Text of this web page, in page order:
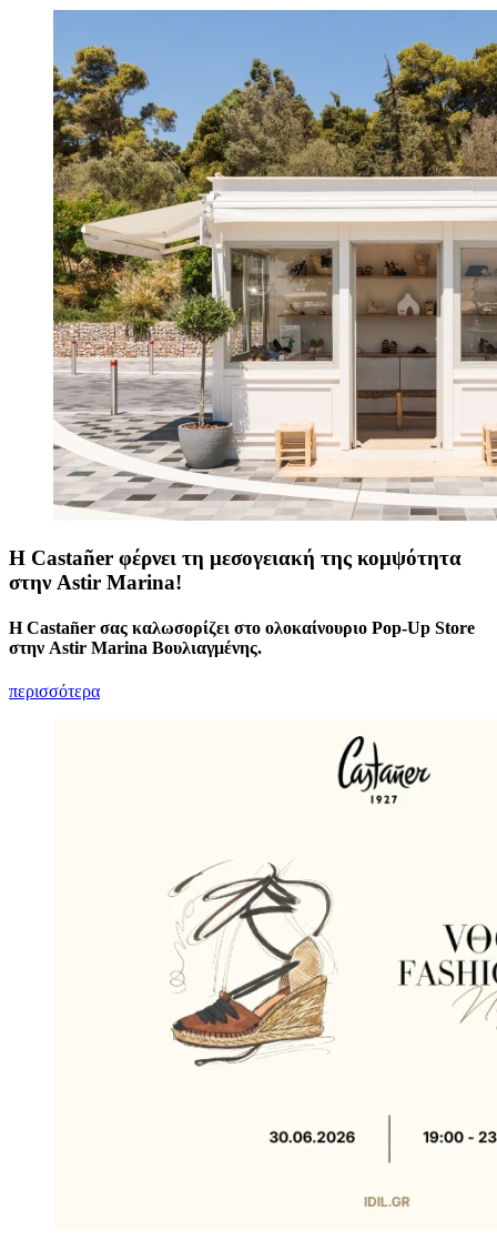
Η Castañer φέρνει τη μεσογειακή της κομψότητα
στην Astir Marina!
H Castañer σας καλωσορίζει στο ολοκαίνουριο Pop-Up Store
στην Astir Marina Βουλιαγμένης.
περισσότερα